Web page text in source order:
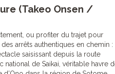
(Takeo Onsen /
ou profiter du trajet pour
arrêts authentiques en chemin :
saisissant depuis la route
national de Saikai, véritable havre